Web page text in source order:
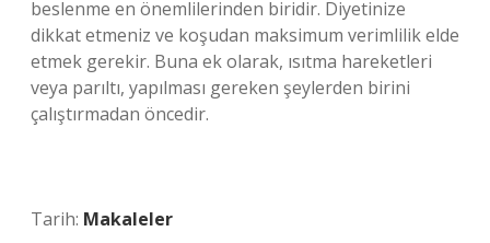
beslenme en önemlilerinden biridir. Diyetinize
dikkat etmeniz ve koşudan maksimum verimlilik elde
etmek gerekir. Buna ek olarak, ısıtma hareketleri
veya parıltı, yapılması gereken şeylerden birini
çalıştırmadan öncedir.
Tarih: Makaleler